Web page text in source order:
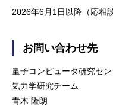
2026年6月1日以降（応相談
お問い合わせ先
量子コンピュータ研究セ
気力学研究チーム
青木 隆朗